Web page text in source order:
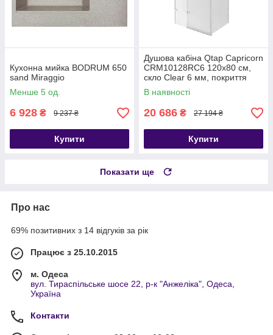
Кухонна мийка BODRUM 650
sand Miraggio
Менше 5 од.
6 928 ₴ 9 237 ₴
Купити
Душова кабіна Qtap Capricorn
CRM10128RC6 120x80 см,
скло Clear 6 мм, покриття
CalcLess без піддона
В наявності
20 686 ₴ 27 194 ₴
Купити
Показати ще
Про нас
69% позитивних з 14 відгуків за рік
Працює з 25.10.2015
м. Одеса
вул. Тираспільське шосе 22, р-к "Анжеліка", Одеса,
Україна
Контакти